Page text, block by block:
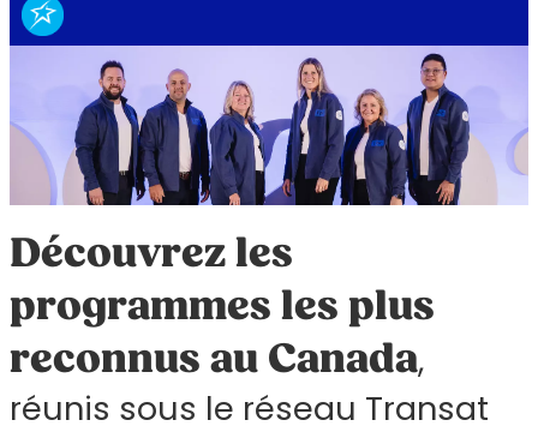
Découvrez les
programmes les plus
reconnus au Canada,
réunis sous le réseau Transat